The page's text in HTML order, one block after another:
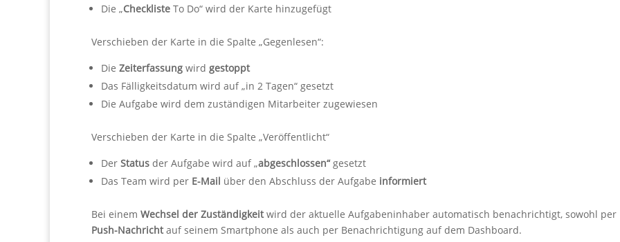
Die „Checkliste To Do“ wird der Karte hinzugefügt
Verschieben der Karte in die Spalte „Gegenlesen“:
Die Zeiterfassung wird gestoppt
Das Fälligkeitsdatum wird auf „in 2 Tagen“ gesetzt
Die Aufgabe wird dem zuständigen Mitarbeiter zugewiesen
Verschieben der Karte in die Spalte „Veröffentlicht“
Der Status der Aufgabe wird auf „abgeschlossen“gesetzt
Das Team wird per E-Mail über den Abschluss der Aufgabe informiert
Bei einem Wechsel der Zuständigkeitwird der aktuelle Aufgabeninhaber automatisch benachrichtigt, sowohl per
Push-Nachrichtauf seinem Smartphone als auch per Benachrichtigung auf dem Dashboard.